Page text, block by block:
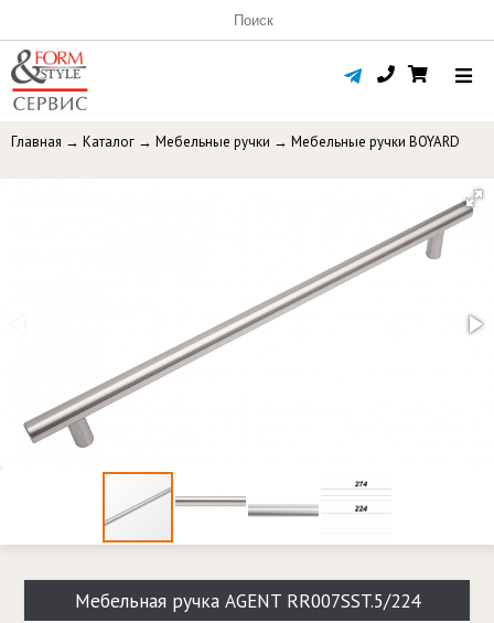
Главная → Каталог → Мебельные ручки → Мебельные ручки BOYARD
Мебельная ручка AGENT RR007SST.5/224